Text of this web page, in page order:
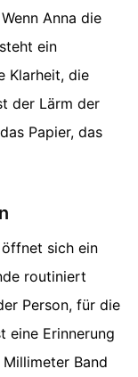
Anna die
ein
Klarheit, die
der Lärm der
Papier, das
sich ein
routiniert
Person, für die
eine Erinnerung
Band